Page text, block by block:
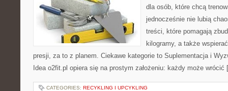
dla osób, które chcą
jednocześnie nie lubią
treści, które pomagają
kilogramy, a także
presji, za to z planem. Ciekawe kategorie to Suplementacja i
Idea o2fit.pl opiera się na prostym założeniu: każdy może
CATEGORIES: RECYKLING I UPCYKLING